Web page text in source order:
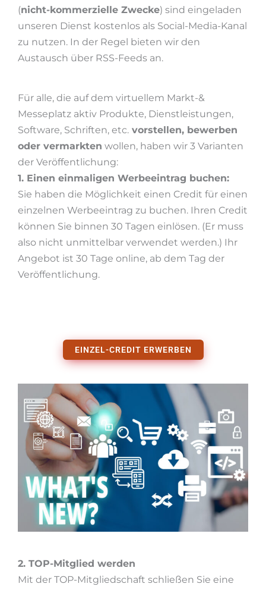
(nicht-kommerzielle Zwecke) sind eingeladen
unseren Dienst kostenlos als Social-Media-Kanal
zu nutzen. In der Regel bieten wir den
Austausch über RSS-Feeds an.
Für alle, die auf dem virtuellem Markt-&
Messeplatz aktiv Produkte, Dienstleistungen,
Software, Schriften, etc. vorstellen, bewerben
oder vermarkten wollen, haben wir 3 Varianten
der Veröffentlichung:
1. Einen einmaligen Werbeeintrag buchen:
Sie haben die Möglichkeit einen Credit für einen
einzelnen Werbeeintrag zu buchen. Ihren Credit
können Sie binnen 30 Tagen einlösen. (Er muss
also nicht unmittelbar verwendet werden.) Ihr
Angebot ist 30 Tage online, ab dem Tag der
Veröffentlichung.
EINZEL-CREDIT ERWERBEN
2. TOP-Mitglied werden
Mit der TOP-Mitgliedschaft schließen Sie eine